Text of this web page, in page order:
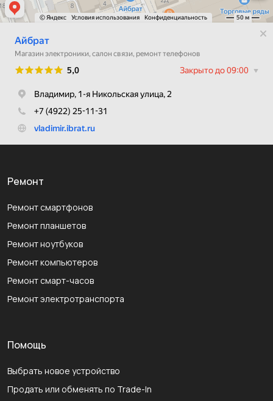
Ремонт
Ремонт смартфонов
Ремонт планшетов
Ремонт ноутбуков
Ремонт компьютеров
Ремонт смарт-часов
Ремонт электротранспорта
Помощь
Выбрать новое устройство
Продать или обменять по Trade-In